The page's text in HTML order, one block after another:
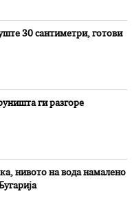
30 сантиметри, готови
ги разгоре
нивото на вода намалено